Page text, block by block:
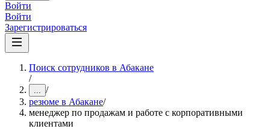
Войти
Войти
Зарегистрироваться
Поиск сотрудников в Абакане
/
... /
резюме в Абакане/
менеджер по продажам и работе с корпоративными
клиентами